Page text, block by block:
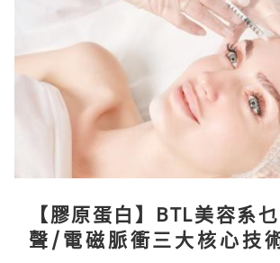
【膠原蛋白】BTL美容系
聲/電磁脈衝三大核心技